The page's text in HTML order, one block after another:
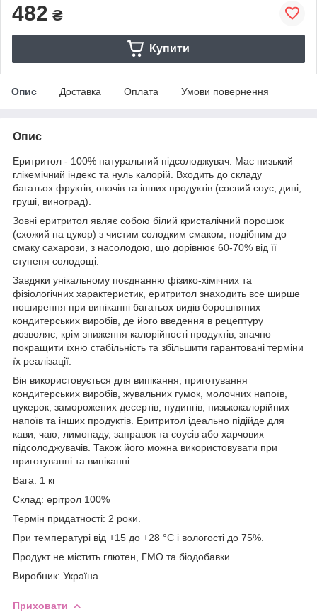
482 ₴
Купити
Опис Доставка Оплата Умови повернення
Опис
Еритритол - 100% натуральний підсолоджувач. Має низький
глікемічний індекс та нуль калорій. Входить до складу
багатьох фруктів, овочів та інших продуктів (соєвий соус, дині,
груші, виноград).
Зовні еритритол являє собою білий кристалічний порошок
(схожий на цукор) з чистим солодким смаком, подібним до
смаку сахарози, з насолодою, що дорівнює 60-70% від її
ступеня солодощі.
Завдяки унікальному поєднанню фізико-хімічних та
фізіологічних характеристик, еритритол знаходить все ширше
поширення при випіканні багатьох видів борошняних
кондитерських виробів, де його введення в рецептуру
дозволяє, крім зниження калорійності продуктів, значно
покращити їхню стабільність та збільшити гарантовані терміни
їх реалізації.
Він використовується для випікання, приготування
кондитерських виробів, жувальних гумок, молочних напоїв,
цукерок, заморожених десертів, пудингів, низькокалорійних
напоїв та інших продуктів. Еритритол ідеально підійде для
кави, чаю, лимонаду, заправок та соусів або харчових
підсолоджувачів. Також його можна використовувати при
приготуванні та випіканні.
Вага: 1 кг
Склад: ерітрол 100%
Термін придатності: 2 роки.
При температурі від +15 до +28 °С і вологості до 75%.
Продукт не містить глютен, ГМО та біодобавки.
Виробник: Україна.
Приховати